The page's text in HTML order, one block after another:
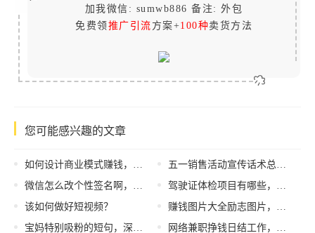
加我微信: sumwb886 备注: 外包
免费领 推广引流 方案+100种卖货方法
您可能感兴趣的文章
如何设计商业模式赚钱，什么样的商业模式最赚钱？
微信怎么改个性签名啊，修改微信个性签名步骤？
该如何做好短视频？
宝妈特别吸粉的短句，深受宝妈喜爱的独特短语？
五一销售活动宣传话术总结怎么写，五一销售活动宣传话术总结简短？
驾驶证体检项目有哪些，更换驾驶证体检项目有哪些？
赚钱图片大全励志图片，赚钱图片大全励志图片高清？
网络兼职挣钱日结工作，每日结算网络赚钱职业？